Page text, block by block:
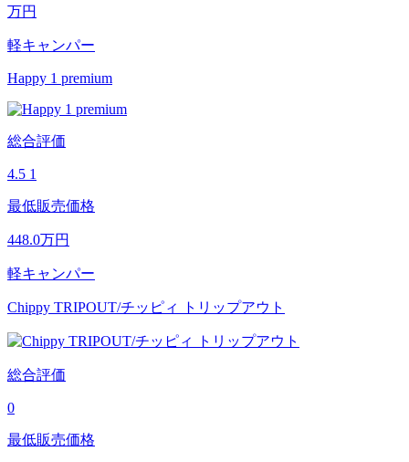
万円
軽キャンパー
Happy 1 premium
総合評価
4.5 1
最低販売価格
448.0万円
軽キャンパー
Chippy TRIPOUT/チッピィ トリップアウト
総合評価
0
最低販売価格